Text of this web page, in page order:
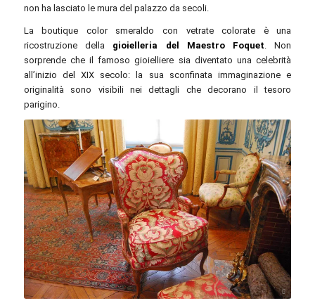
non ha lasciato le mura del palazzo da secoli.
La boutique color smeraldo con vetrate colorate è una
ricostruzione della gioielleria del Maestro Foquet. Non
sorprende che il famoso gioielliere sia diventato una celebrità
all’inizio del XIX secolo: la sua sconfinata immaginazione e
originalità sono visibili nei dettagli che decorano il tesoro
parigino.
Kimble Young / flickr.com / CC BY-SA 2.0